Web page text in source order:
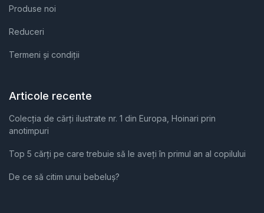
Produse noi
Reduceri
Termeni și condiții
Articole recente
Colecția de cărți ilustrate nr. 1 din Europa, Hoinari prin
anotimpuri
Top 5 cărți pe care trebuie să le aveți în primul an al copilului
De ce să citim unui bebeluș?